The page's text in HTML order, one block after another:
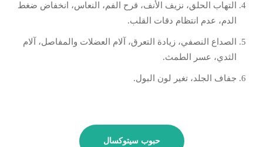
التهاب الحلق، نزيف الأنف، قرح الفم، النعاس، انخفاض ضغط
الدم، عدم انتظام دقات القلب.
الصداع النصفي، زيادة التعرق، آلام العضلات والمفاصل، آلام
الثدي، عسر الطمث.
جفاف الجلد، تغير لون البول.
حبوب سيتوكسال